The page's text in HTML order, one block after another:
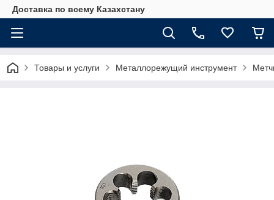
Доставка по всему Казахстану
Товары и услуги Металлорежущий инструмент